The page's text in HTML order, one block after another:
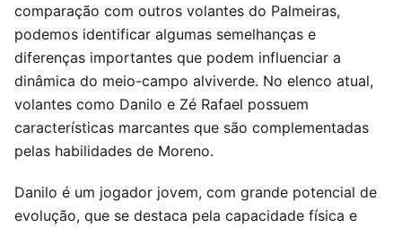
comparação com outros volantes do Palmeiras,
podemos identificar algumas semelhanças e
diferenças importantes que podem influenciar a
dinâmica do meio-campo alviverde. No elenco atual,
volantes como Danilo e Zé Rafael possuem
características marcantes que são complementadas
pelas habilidades de Moreno.
Danilo é um jogador jovem, com grande potencial de
evolução, que se destaca pela capacidade física e